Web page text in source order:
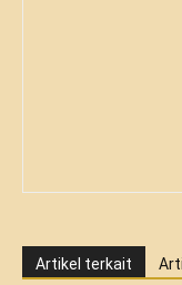
Artikel terkait